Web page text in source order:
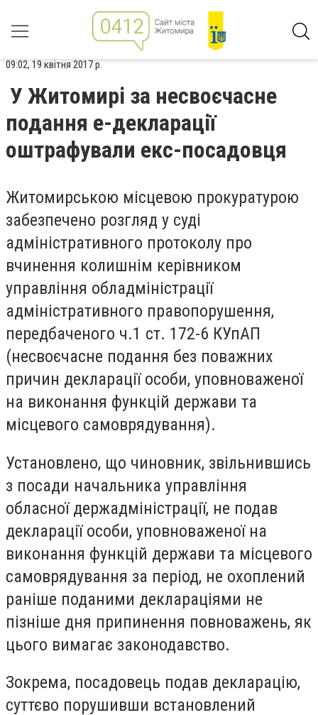
09:02, 19 квітня 2017 р.
У Житомирі за несвоєчасне
подання е-декларації
оштрафували екс-посадовця
Житомирською місцевою прокуратурою
забезпечено розгляд у суді
адміністративного протоколу про
вчинення колишнім керівником
управління обладміністрації
адміністративного правопорушення,
передбаченого ч.1 ст. 172-6 КУпАП
(несвоєчасне подання без поважних
причин декларації особи, уповноваженої
на виконання функцій держави та
місцевого самоврядування).
Установлено, що чиновник, звільнившись
з посади начальника управління
обласної держадміністрації, не подав
декларації особи, уповноваженої на
виконання функцій держави та місцевого
самоврядування за період, не охоплений
раніше поданими деклараціями не
пізніше дня припинення повноважень, як
цього вимагає законодавство.
Зокрема, посадовець подав декларацію,
суттєво порушивши встановлений